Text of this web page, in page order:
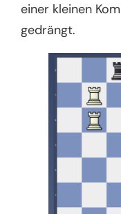
einer kleinen
gedrängt.